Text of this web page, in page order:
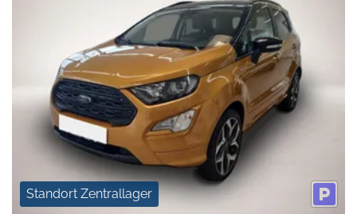
Standort Zentrallager